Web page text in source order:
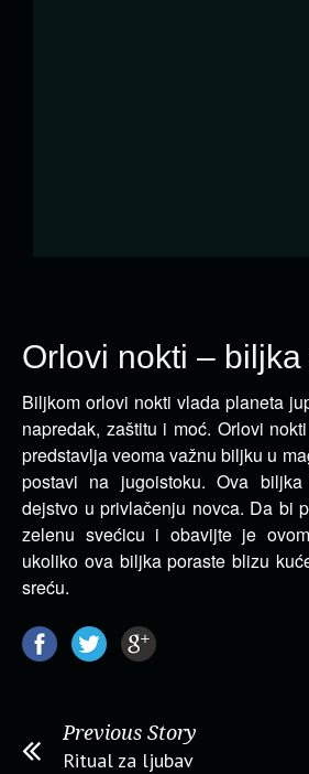
Orlovi nokti –
Biljkom orlovi nokti vlada planeta
napredak, zaštitu i moć. Orlovi
predstavljaveoma važnu biljku u
postavi na jugoistoku. Ova
dejstvo u privlačenju novca. Da bi
zelenu svećicu i obavijte je
ukoliko ova biljka poraste blizu
sreću.
Previous Story
Ritual za ljubav